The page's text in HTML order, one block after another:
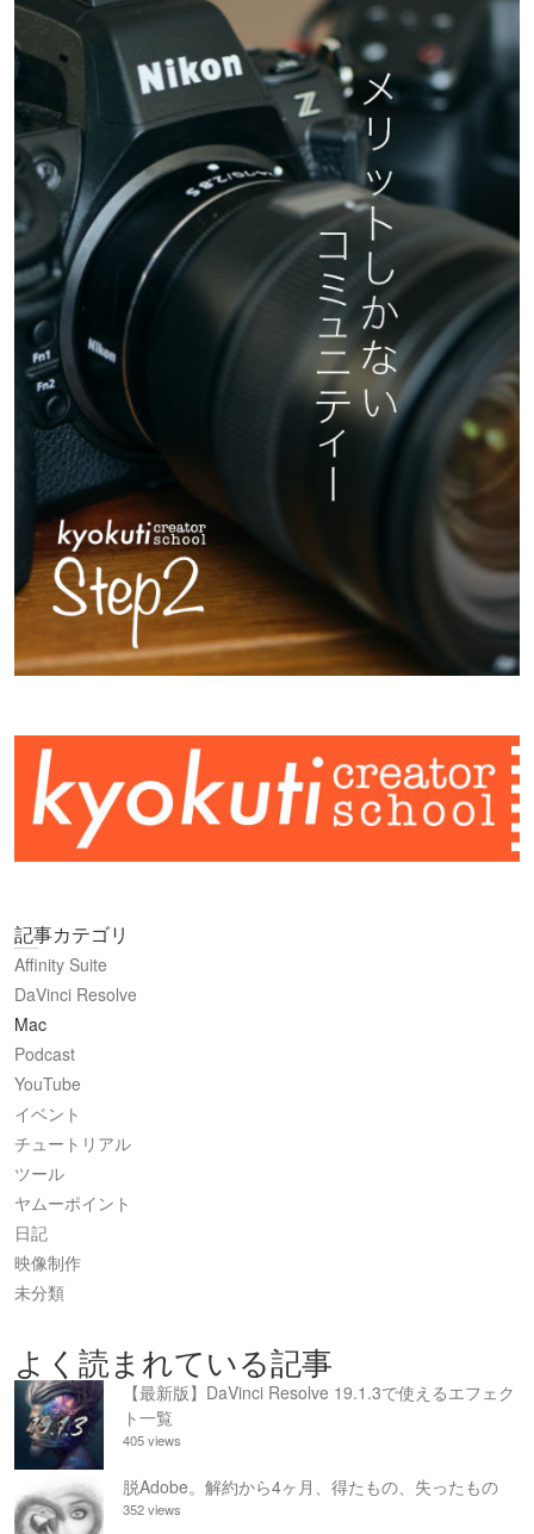
記事カテゴリ
Affinity Suite
DaVinci Resolve
Mac
Podcast
YouTube
イベント
チュートリアル
ツール
ヤムーポイント
日記
映像制作
未分類
よく読まれている記事
【最新版】DaVinci Resolve 19.1.3で使えるエフェク
ト一覧
405 views
脱Adobe。解約から4ヶ月、得たもの、失ったもの
352 views